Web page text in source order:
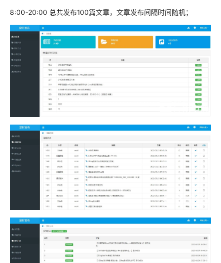
8:00-20:00 总共发布100篇文章，文章发布间隔时间随机；